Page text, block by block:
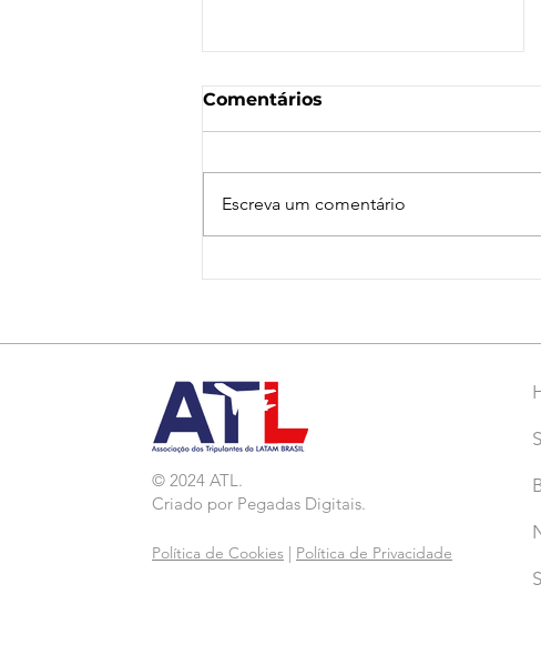
Comentários
Escreva um comentário
© 2024 ATL.
Criado por Pegadas Digitais.
Política de Cookies Política de Privacidade